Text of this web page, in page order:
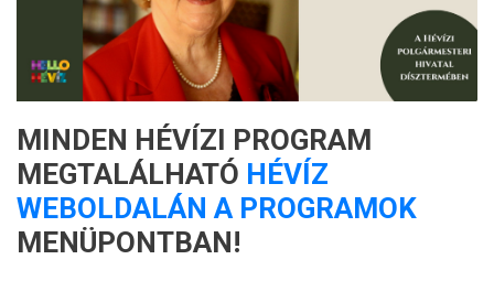
MINDEN HÉVÍZI PROGRAM
MEGTALÁLHATÓ HÉVÍZ
WEBOLDALÁN A PROGRAMOK
MENÜPONTBAN!